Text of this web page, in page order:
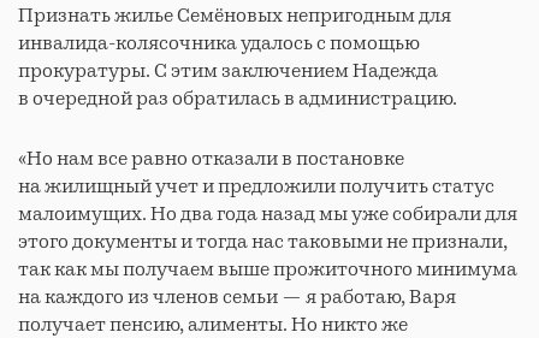
Признать жилье Семёновых непригодным для
инвалида-колясочника удалось с помощью
прокуратуры. С этим заключением Надежда
в очередной раз обратилась в администрацию.
«Но нам все равно отказали в постановке
на жилищный учет и предложили получить статус
малоимущих. Но два года назад мы уже собирали для
этого документы и тогда нас таковыми не признали,
так как мы получаем выше прожиточного минимума
на каждого из членов семьи — я работаю, Варя
получает пенсию, алименты. Но никто же